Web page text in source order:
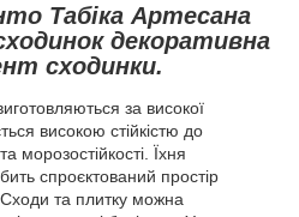
Табіка Артесана
декоративна
сходинки.
за високої
високою стійкістю до
морозостійкості. Їхня
спроєктований простір
Сходи та плитку можна